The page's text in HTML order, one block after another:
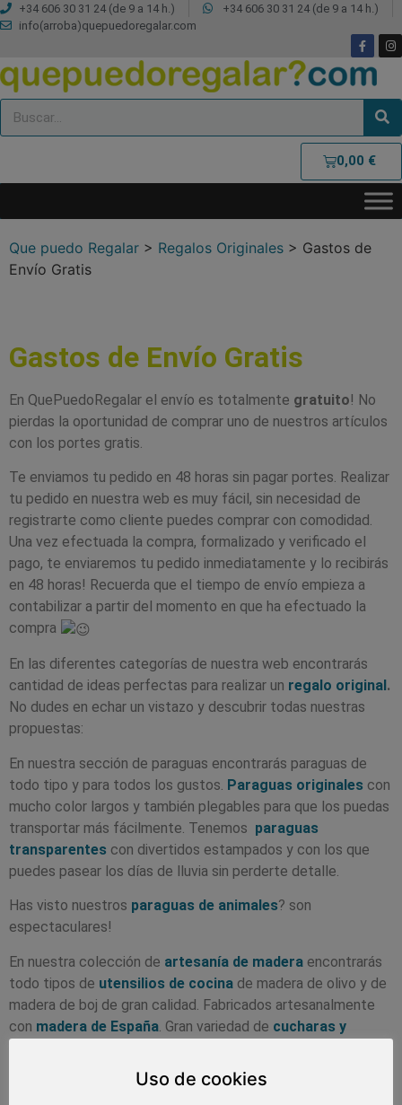
+34 606 30 31 24 (de 9 a 14 h.)
+34 606 30 31 24 (de 9 a 14 h.)
info(arroba)quepuedoregalar.com
0,00 €
Que puedo Regalar > Regalos Originales > Gastos de
Envío Gratis
Gastos de Envío Gratis
En QuePuedoRegalar el envío es totalmente gratuito! No
pierdas la oportunidad de comprar uno de nuestros artículos
con los portes gratis.
Te enviamos tu pedido en 48 horas sin pagar portes. Realizar
tu pedido en nuestra web es muy fácil, sin necesidad de
registrarte como cliente puedes comprar con comodidad.
Una vez efectuada la compra, formalizado y verificado el
pago, te enviaremos tu pedido inmediatamente y lo recibirás
en 48 horas! Recuerda que el tiempo de envío empieza a
contabilizar a partir del momento en que ha efectuado la
compra
En las diferentes categorías de nuestra web encontrarás
cantidad de ideas perfectas para realizar un regalo original .
No dudes en echar un vistazo y descubrir todas nuestras
propuestas:
En nuestra sección de paraguas encontrarás paraguas de
todo tipo y para todos los gustos. Paraguas originales con
mucho color largos y también plegables para que los puedas
transportar más fácilmente. Tenemos paraguas
transparentes con divertidos estampados y con los que
puedes pasear los días de lluvia sin perderte detalle.
Has visto nuestros paraguas de animales? son
espectaculares!
En nuestra colección de artesanía de madera encontrarás
todo tipos de utensilios de cocina de madera de olivo y de
madera de boj de gran calidad. Fabricados artesanalmente
con madera de España . Gran variedad de cucharas y
cortar de madera de olivo, cuencos y platos de madera
Uso de cookies